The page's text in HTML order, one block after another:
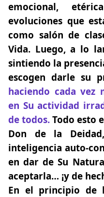
emocional,
evoluciones que
como salón de
Vida. Luego, a lo
sintiendo la
escogen darle su
haciendo cada vez
en Su actividad
de todos.Todo esto
Don de la
inteligencia auto-
en dar de Su
aceptarla… ¡y de
En el principio de